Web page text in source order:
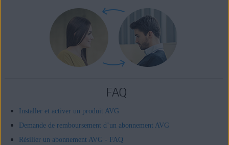
FAQ
Installer et activer un produit AVG
Demande de remboursement d’un abonnement AVG
Résilier un abonnement AVG - FAQ